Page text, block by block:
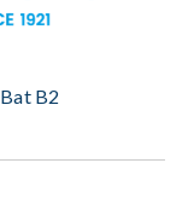
B2